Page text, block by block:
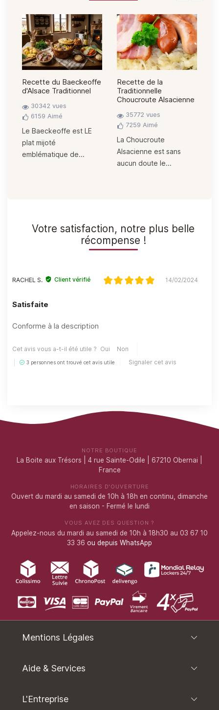
Recette du Baeckeoffe
d'Alsace Traditionnel
30342 vues
6159 Aimé
Le Baeckeoffe est LE
plat mijoté
emblématique de...
Recette de la
Traditionnelle
Choucroute Alsacienne
35772 vues
7259 Aimé
La Choucroute
Alsacienne est sans
aucun doute le...
Votre satisfaction, notre plus belle
récompense !
RACHEL S. Client vérifié 14/02/2024
Satisfaite
Conforme à la description
Cet avis vous a-t-il été utile ? Oui Non
3 personnes ont trouvé cet avis utile Signaler cet avis
NOTRE BOUTIQUE
La Boite aux Trésors | 4 rue Sainte-Odile | 67210 Obernai |
France
HORAIRES D'OUVERTURE
Ouvert du mardi au samedi de 10h à 18h en continu, dimanche
en saison - Fermé le lundi
VOUS AVEZ DES QUESTION ?
Appelez-nous du mardi au samedi de 10h à 18h30 au 03 67 10
33 36 ou depuis WhatsApp
Mentions Légales
Aide & Services
L'Entreprise